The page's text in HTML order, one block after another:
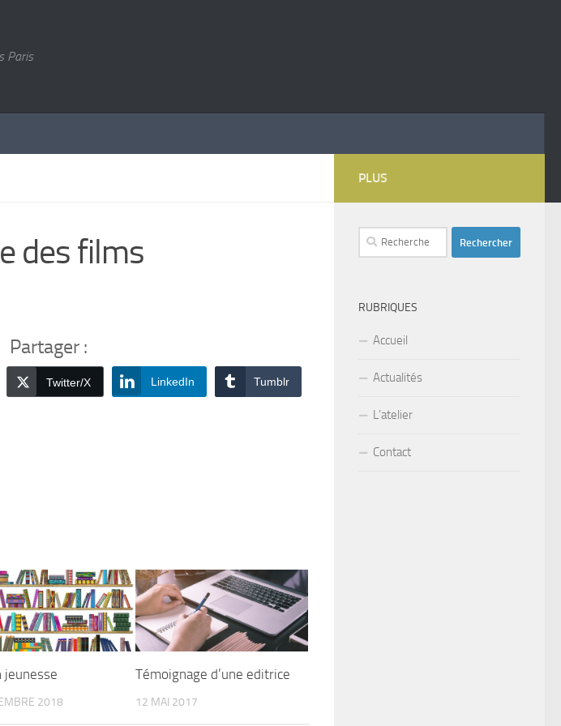
Paris
des films
Partager :
Twitter/X LinkedIn Tumblr
jeunesse
2018
Témoignage d’une editrice
12 MAI 2017
PLUS
Rechercher :
RUBRIQUES
Accueil
Actualités
L’atelier
Contact